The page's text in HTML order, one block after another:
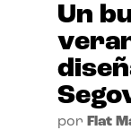
Un
por Flat